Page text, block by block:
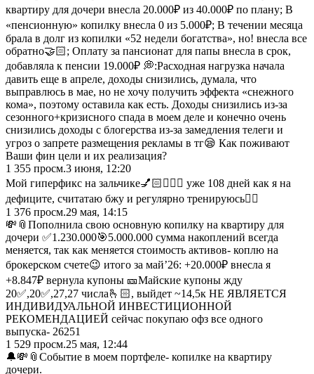
квартиру для дочери внесла 20.000₽ из 40.000₽ по плану; В
«пенсионную» копилку внесла 0 из 5.000₽; В течении месяца
брала в долг из копилки «52 недели богатства», но! внесла все
обратно🤝🏻; Оплату за пансионат для папы внесла в срок,
добавляла к пенсии 19.000₽ 💭:Расходная нагрузка начала
давить еще в апреле, доходы снизились, думала, что
выправлюсь в мае, но не хочу получить эффекта «снежного
кома», поэтому оставила как есть. Доходы снизились из-за
сезонного+кризисного спада в моем деле и конечно очень
снизились доходы с блогерства из-за замедления телеги и
угроз о запрете размещения рекламы в тг😪 Как поживают
Ваши фин цели и их реализация?
1 355 просм.3 июня, 12:20
Мой гиперфикс на зальчике💅🏻🏋🏻‍♀️ уже 108 дней как я на
дефиците, считатаю бжу и регулярно тренируюсь✌🏻
1 376 просм.29 мая, 14:15
💸📎Пополнила свою основную копилку на квартиру для
дочери ✅1.230.000🎯5.000.000 сумма накоплений всегда
меняется, так как меняется стоимость активов- коплю на
брокерском счете😉 итого за май’26: +20.000₽ внесла я
+8.847₽ вернула купоны 🎫Майские купоны жду
20✅,20✅,27,27 числа🫰🏻, выйдет ~14,5к НЕ ЯВЛЯЕТСЯ
ИНДИВИДУАЛЬНОЙ ИНВЕСТИЦИОННОЙ
РЕКОМЕНДАЦИЕЙ сейчас покупаю офз все одного
выпуска- 26251
1 529 просм.25 мая, 12:44
🔔💸📎Событие в моем портфеле- копилке на квартиру
дочери.